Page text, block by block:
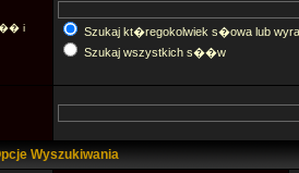
i
Szukaj kt�regokolwiek s�owa lub
Szukaj wszystkich s��w
Wyszukiwania